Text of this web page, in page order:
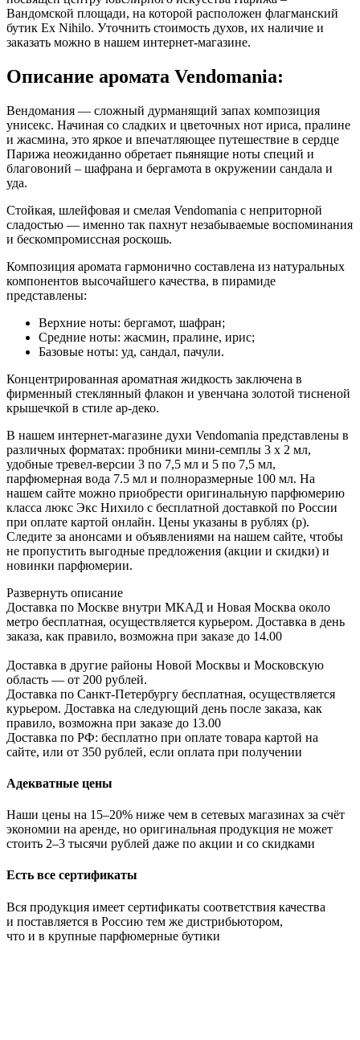
Вандомской площади, на которой расположен флагманский
бутик Ex Nihilo. Уточнить стоимость духов, их наличие и
заказать можно в нашем интернет-магазине.
Описание аромата Vendomania:
Вендомания — сложный дурманящий запах композиция
унисекс. Начиная со сладких и цветочных нот ириса, пралине
и жасмина, это яркое и впечатляющее путешествие в сердце
Парижа неожиданно обретает пьянящие ноты специй и
благовоний – шафрана и бергамота в окружении сандала и
уда.
Стойкая, шлейфовая и смелая Vendomania с неприторной
сладостью — именно так пахнут незабываемые воспоминания
и бескомпромиссная роскошь.
Композиция аромата гармонично составлена из натуральных
компонентов высочайшего качества, в пирамиде
представлены:
Верхние ноты: бергамот, шафран;
Средние ноты: жасмин, пралине, ирис;
Базовые ноты: уд, сандал, пачули.
Концентрированная ароматная жидкость заключена в
фирменный стеклянный флакон и увенчана золотой тисненой
крышечкой в стиле ар-деко.
В нашем интернет-магазине духи Vendomania представлены в
различных форматах: пробники мини-семплы 3 х 2 мл,
удобные тревел-версии 3 по 7,5 мл и 5 по 7,5 мл,
парфюмерная вода 7.5 мл и полноразмерные 100 мл. На
нашем сайте можно приобрести оригинальную парфюмерию
класса люкс Экс Нихило с бесплатной доставкой по России
при оплате картой онлайн. Цены указаны в рублях (р).
Следите за анонсами и объявлениями на нашем сайте, чтобы
не пропустить выгодные предложения (акции и скидки) и
новинки парфюмерии.
Развернуть описание
Доставка по Москве внутри МКАД и Новая Москва около
метро бесплатная, осуществляется курьером. Доставка в день
заказа, как правило, возможна при заказе до 14.00
Доставка в другие районы Новой Москвы и Московскую
область — от 200 рублей.
Доставка по Санкт-Петербургу бесплатная, осуществляется
курьером. Доставка на следующий день после заказа, как
правило, возможна при заказе до 13.00
Доставка по РФ: бесплатно при оплате товара картой на
сайте, или от 350 рублей, если оплата при получении
Адекватные цены
Наши цены на 15–20% ниже чем в сетевых магазинах за счёт
экономии на аренде, но оригинальная продукция не может
стоить 2–3 тысячи рублей даже по акции и со скидками
Есть все сертификаты
Вся продукция имеет сертификаты соответствия качества
и поставляется в Россию тем же дистрибьютором,
что и в крупные парфюмерные бутики